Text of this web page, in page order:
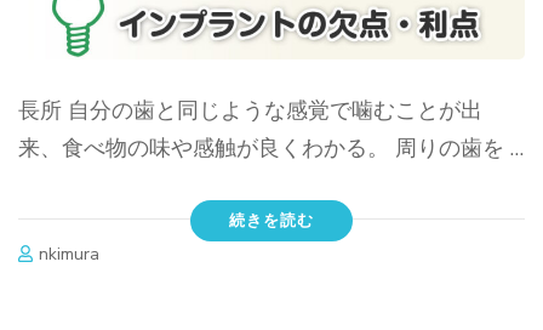
長所 自分の歯と同じような感覚で噛むことが出
来、食べ物の味や感触が良くわかる。 周りの歯を …
続きを読む
nkimura